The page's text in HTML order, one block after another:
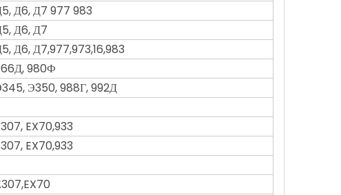
Д6, Д7 977 983
Д6, Д7
Д6, Д7,977,973,16,983
980Ф
Э350, 988Г, 992Д
EX70,933
EX70,933